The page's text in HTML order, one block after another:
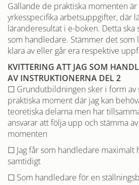
Gällande de praktiska momenten
yrkesspecifika arbetsuppgifter, där
läranderesultat i e-boken. Detta ska
som handledare. Stämmer det som
klara av eller går era respektive
KVITTERING ATT JAG SOM
AV INSTRUKTIONERNA DEL 2
☐ Grundutbildningen sker i form av
praktiska moment där jag kan
teoretiska delarna men har
ansvarar att följa upp och stämma
momenten
☐ Jag får som handledare maximalt
samtidigt
☐ Som handledare för en